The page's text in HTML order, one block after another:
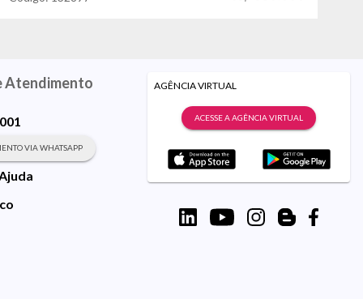
Atendimento
VIA WHATSAPP
AGÊNCIA VIRTUAL
ACESSE A AGÊNCIA VIRTUAL